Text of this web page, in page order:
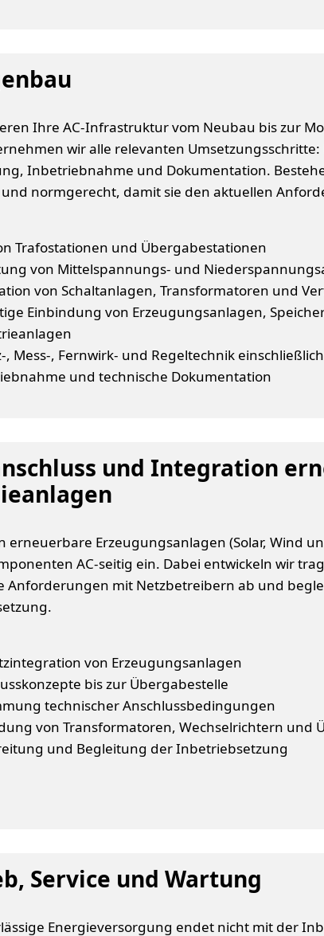
Ihre AC-Infrastruktur vom Neubau bis zur
wir alle relevanten
Inbetriebnahme und Dokumentation.
normgerecht, damit sie den aktuellen
Trafostationen und Übergabestationen
von Mittelspannungs- und
von Schaltanlagen, Transformatoren und
Einbindung von Erzeugungsanlagen,
, Mess-, Fernwirk- und Regeltechnik
und technische Dokumentation
und Integration
erneuerbare Erzeugungsanlagen (Solar, Wind
AC-seitig ein. Dabei entwickeln wir
Anforderungen mit Netzbetreibern ab und
von Erzeugungsanlagen
bis zur Übergabestelle
technischer Anschlussbedingungen
von Transformatoren, Wechselrichtern und
und Begleitung der Inbetriebsetzung
Service und Wartung
Energieversorgung endet nicht mit der